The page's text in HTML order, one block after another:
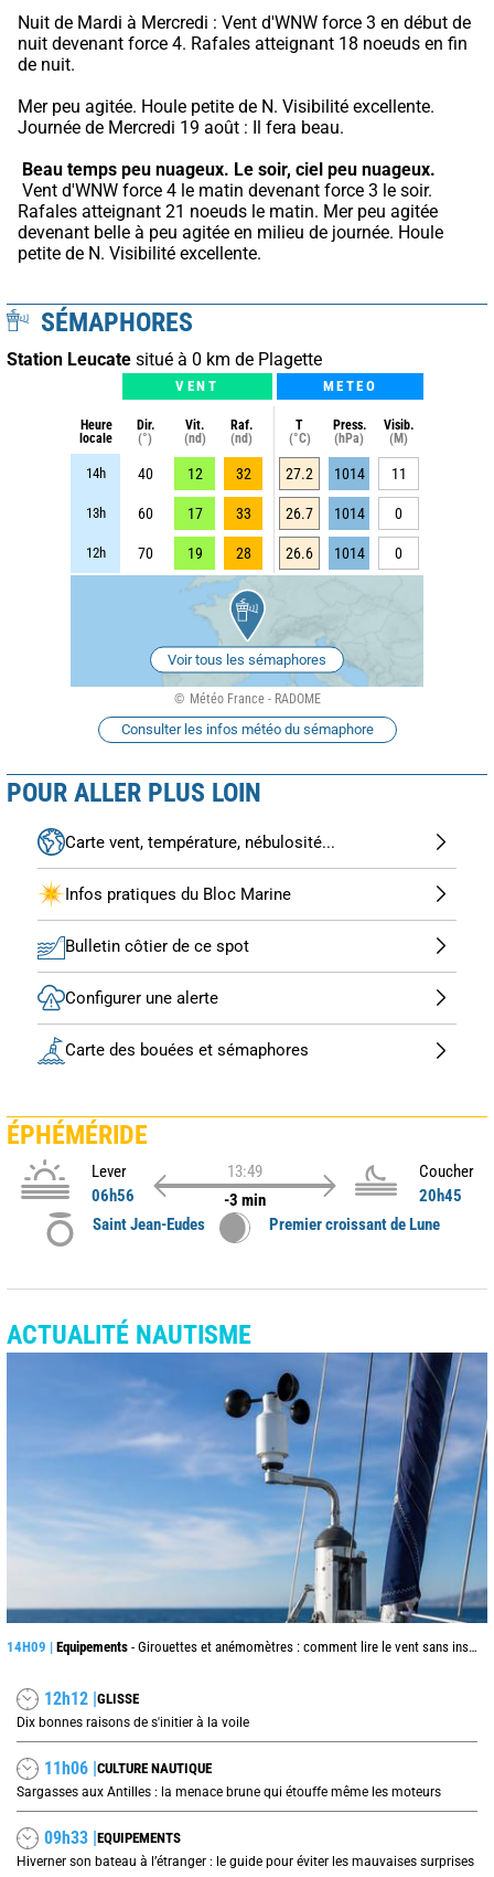
Nuit de Mardi à Mercredi : Vent d'WNW force 3 en début de
nuit devenant force 4. Rafales atteignant 18 noeuds en fin
de nuit.
Mer peu agitée. Houle petite de N. Visibilité excellente.
Journée de Mercredi 19 août : Il fera beau.
Beau temps peu nuageux. Le soir, ciel peu nuageux.
Rafales atteignant 21 noeuds le matin. Mer peu agitée
devenant belle à peu agitée en milieu de journée. Houle
petite de N. Visibilité excellente.
SÉMAPHORES
Station Leucate situé à 0 km de Plagette
VENT METEO
Heure
locale
Dir.
(°)
Vit.
(nd)
Raf.
(nd)
T
(°C)
Press.
(hPa)
Visib.
(M)
14h 40 12 32 27.2 1014 11
13h 60 17 33 26.7 1014 0
12h 70 19 28 26.6 1014 0
Voir tous les sémaphores
Météo France - RADOME
Consulter les infos météo du sémaphore
POUR ALLER PLUS LOIN
Carte vent, température, nébulosité...
Infos pratiques du Bloc Marine
Bulletin côtier de ce spot
Configurer une alerte
Carte des bouées et sémaphores
ÉPHÉMÉRIDE
Lever
06h56
13:49
-3 min
Coucher
20h45
Saint Jean-Eudes
Premier croissant de Lune
ACTUALITÉ NAUTISME
14H09 | Equipements - Girouettes et anémomètres : comment lire le vent sans instrument connecté
12h12 |GLISSE
Dix bonnes raisons de s'initier à la voile
11h06 |CULTURE NAUTIQUE
Sargasses aux Antilles : la menace brune qui étouffe même les moteurs
09h33 |EQUIPEMENTS
Hiverner son bateau à l’étranger : le guide pour éviter les mauvaises surprises